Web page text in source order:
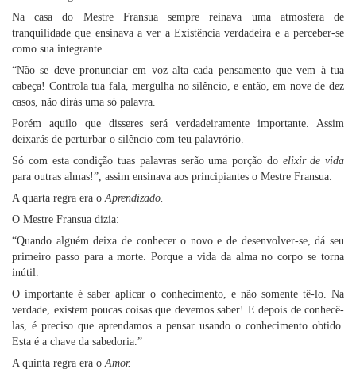
Na casa do Mestre Fransua sempre reinava uma atmosfera de
tranquilidade que ensinava a ver a Existência verdadeira e a perceber-se
como sua integrante.
“Não se deve pronunciar em voz alta cada pensamento que vem à tua
cabeça! Controla tua fala, mergulha no silêncio, e então, em nove de dez
casos, não dirás uma só palavra.
Porém aquilo que disseres será verdadeiramente importante. Assim
deixarás de perturbar o silêncio com teu palavrório.
Só com esta condição tuas palavras serão uma porção do elixir de vida
para outras almas!”, assim ensinava aos principiantes o Mestre Fransua.
A quarta regra era oAprendizado.
O Mestre Fransua dizia:
“Quando alguém deixa de conhecer o novo e de desenvolver-se, dá seu
primeiro passo para a morte. Porque a vida da alma no corpo se torna
inútil.
O importante é saber aplicar o conhecimento, e não somente tê-lo. Na
verdade, existem poucas coisas que devemos saber! E depois de conhecê-
las, é preciso que aprendamos a pensar usando o conhecimento obtido.
Esta é a chave da sabedoria.”
A quinta regra era oAmor.